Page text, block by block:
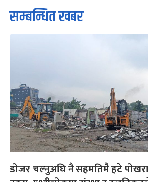
सम्बन्धित खबर
डोजर चल्नुअघि नै सहमतिमै हटे